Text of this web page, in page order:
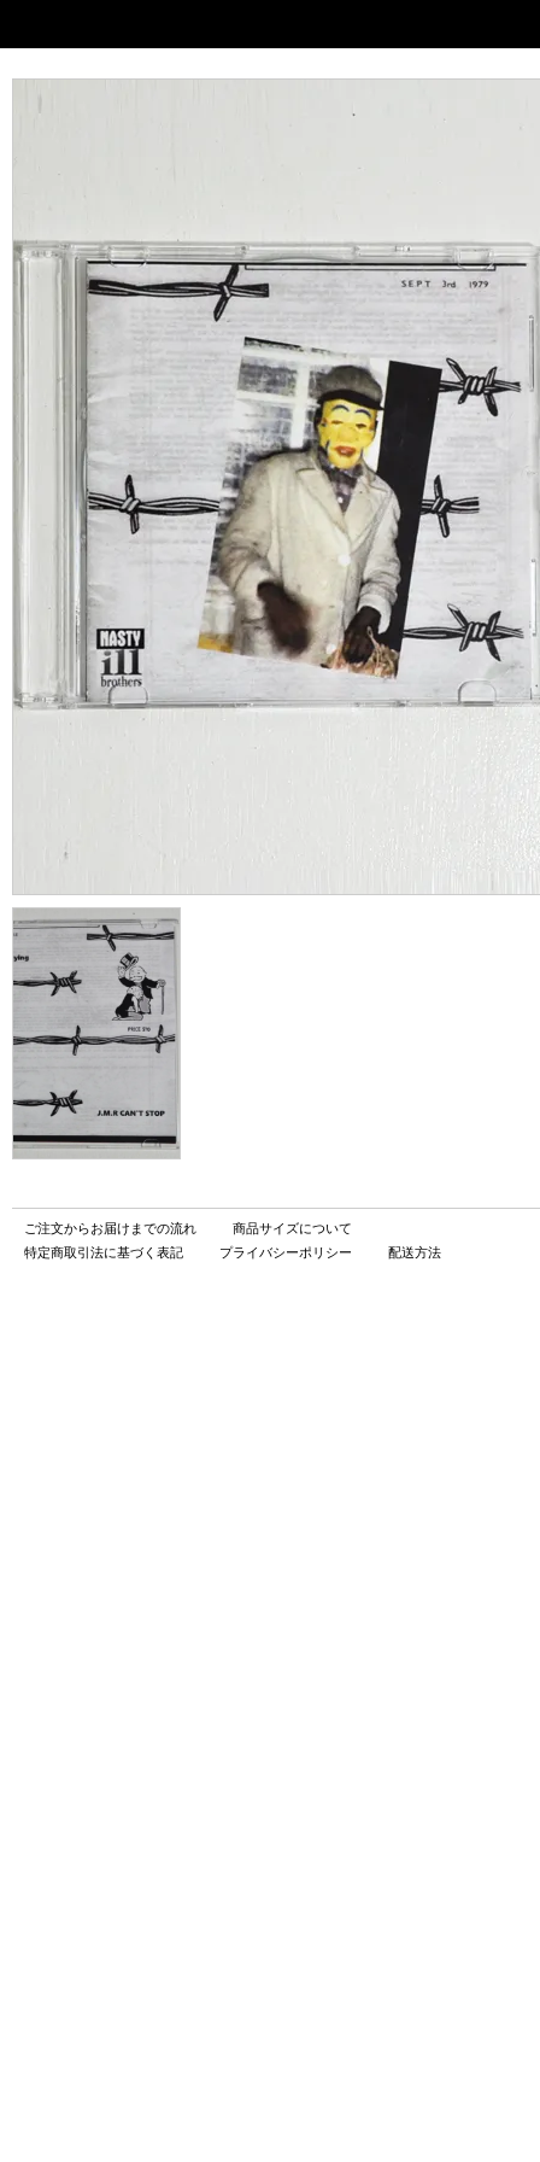
ご注文からお届けまでの流れ
商品サイズについて
特定商取引法に基づく表記
プライバシーポリシー 配送方法